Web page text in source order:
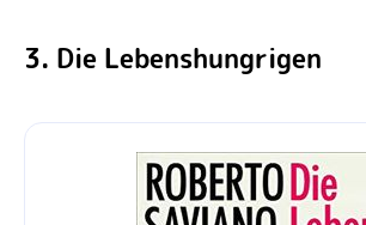
3. Die Lebenshungrigen